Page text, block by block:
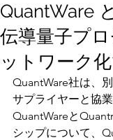
QuantWare
伝導量子プ
ットワーク
QuantWare社は、
サプライヤーと協
QuantWareと
シップについて、